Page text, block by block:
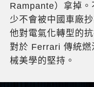
Rampante）拿掉。
少不會被中國車廠
他對電氣化轉型的
對於 Ferrari 傳統
械美學的堅持。